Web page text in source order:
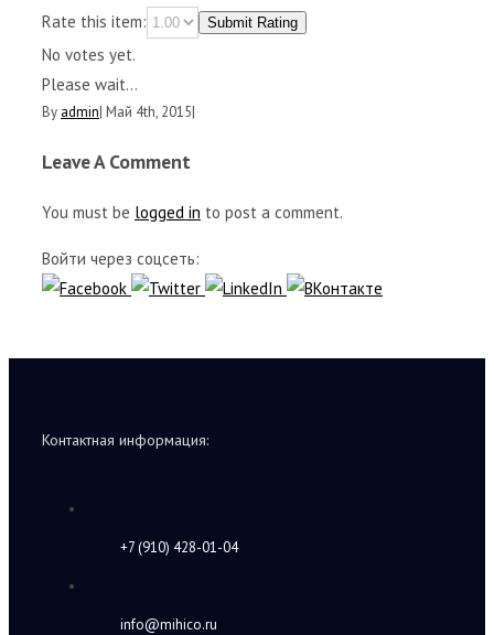
Rate this item: Submit Rating
No votes yet.
Please wait...
By admin| Май 4th, 2015|
Leave A Comment
You must be logged in to post a comment.
Войти через соцсеть:
Контактная информация:
+7 (910) 428-01-04
info@mihico.ru